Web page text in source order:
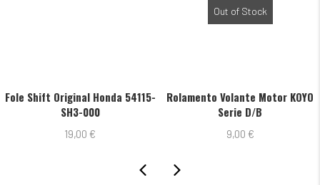
Fole Shift Original Honda 54115-
SH3-000
19,00 €
Out of Stock
Rolamento Volante Motor KOYO
Serie D/B
9,00 €